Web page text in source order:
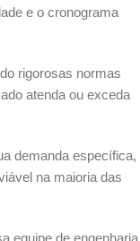
e o cronograma
rigorosas normas
atenda ou exceda
demanda específica,
na maioria das